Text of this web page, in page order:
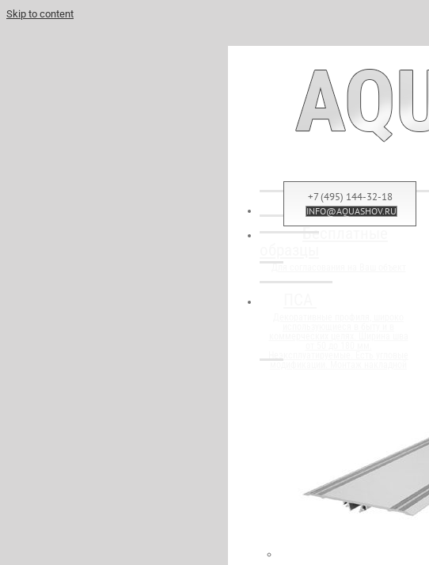
Skip to content
+7 (495) 144-32-18
INFO@AQUASHOV.RU
Бесплатные